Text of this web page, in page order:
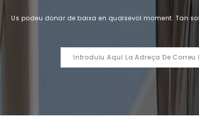
Us podeu donar de baixa en qualsevol moment. Tan